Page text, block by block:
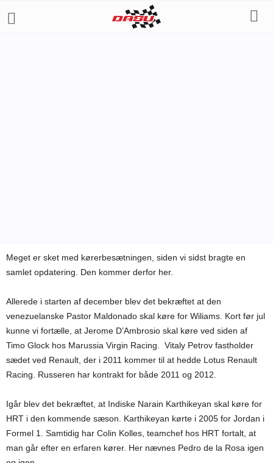
Meget er sket med kørerbesætningen, siden vi sidst bragte en
samlet opdatering. Den kommer derfor her.
Allerede i starten af december blev det bekræftet at den
venezuelanske Pastor Maldonado skal køre for Wiliams. Kort før jul
kunne vi fortælle, at Jerome D’Ambrosio skal køre ved siden af
Timo Glock hos Marussia Virgin Racing. Vitaly Petrov fastholder
sædet ved Renault, der i 2011 kommer til at hedde Lotus Renault
Racing. Russeren har kontrakt for både 2011 og 2012.
Igår blev det bekræftet, at Indiske Narain Karthikeyan skal køre for
HRT i den kommende sæson. Karthikeyan kørte i 2005 for Jordan i
Formel 1. Samtidig har Colin Kolles, teamchef hos HRT fortalt, at
man går efter en erfaren kører. Her nævnes Pedro de la Rosa igen